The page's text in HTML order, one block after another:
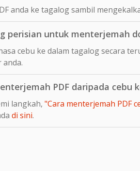
anda ke tagalog sambil
perisian untuk menterjemah
cebu ke dalam tagalog secara
PDF daripada cebu
langkah, "Cara menterjemah PDF
di sini.